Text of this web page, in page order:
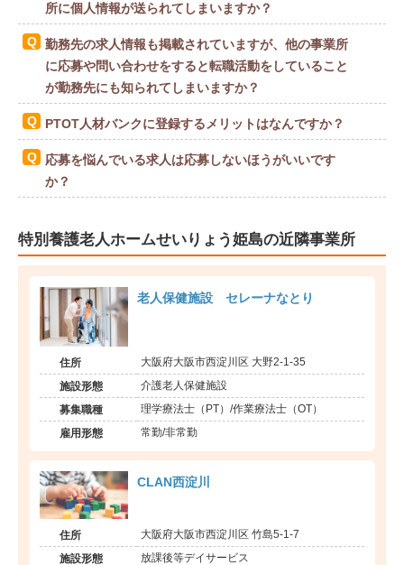
所に個人情報が送られてしまいますか？
勤務先の求人情報も掲載されていますが、他の事業所
に応募や問い合わせをすると転職活動をしていること
が勤務先にも知られてしまいますか？
PTOT人材バンクに登録するメリットはなんですか？
応募を悩んでいる求人は応募しないほうがいいです
か？
特別養護老人ホームせいりょう姫島の近隣事業所
老人保健施設 セレーナなとり
住所 大阪府大阪市西淀川区 大野2-1-35
施設形態 介護老人保健施設
募集職種 理学療法士（PT）/作業療法士（OT）
雇用形態 常勤/非常勤
CLAN西淀川
住所 大阪府大阪市西淀川区 竹島5-1-7
施設形態 放課後等デイサービス